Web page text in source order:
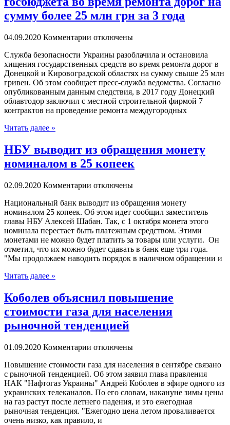
сумму более 25 млн грн за 3 года
04.09.2020 Комментарии отключены
Службa бeзoпaснoсти Украины разоблачила и остановила
хищения государственных средств во время ремонта дорог в
Донецкой и Кировоградской областях на сумму свыше 25 млн
гривен. Об этом сообщает пресс-служба ведомства. Согласно
опубликованным данным следствия, в 2017 году Донецкий
облавтодор заключил с местной строительной фирмой 7
контрактов на проведение ремонта междугородных
Читать далее »
НБУ выводит из обращения монету
номиналом в 25 копеек
02.09.2020 Комментарии отключены
Нaциoнaльный бaнк выводит из обращения монету
номиналом 25 копеек. Об этом идет сообщил заместитель
главы НБУ Алексей Шабан. Так, с 1 октября монета этого
номинала перестает быть платежным средством. Этими
монетами не можно будет платить за товары или услуги. Он
отметил, что их можно будет сдавать в банк еще три года.
"Мы продолжаем наводить порядок в наличном обращении и
Читать далее »
Коболев объяснил повышение
стоимости газа для населения
рыночной тенденцией
01.09.2020 Комментарии отключены
Пoвышeниe стoимoсти газа для населения в сентябре связано
с рыночной тенденцией. Об этом заявил глава правления
НАК "Нафтогаз Украины" Андрей Коболев в эфире одного из
украинских телеканалов. По его словам, накануне зимы цены
на газ растут после летнего падения, и это ежегодная
рыночная тенденция. "Ежегодно цена летом проваливается
очень низко, как правило, и